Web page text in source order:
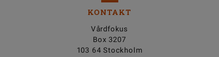
KONTAKT
Vårdfokus
Box 3207
103 64 Stockholm